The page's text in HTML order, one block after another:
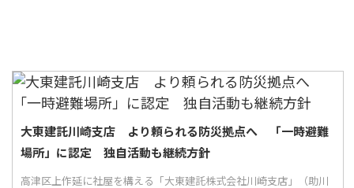
大東建託川崎支店 より頼られる防災拠点へ 「一時避難
場所」に認定 独自活動も継続方針
高津区上作延に社屋を構える「大東建託株式会社川崎支店」（助川